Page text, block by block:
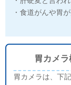
・食道がんや胃
胃カメ
胃カメラは、下